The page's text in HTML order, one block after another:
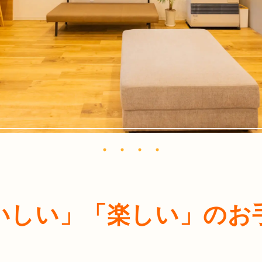
しい」「楽しい」 のお